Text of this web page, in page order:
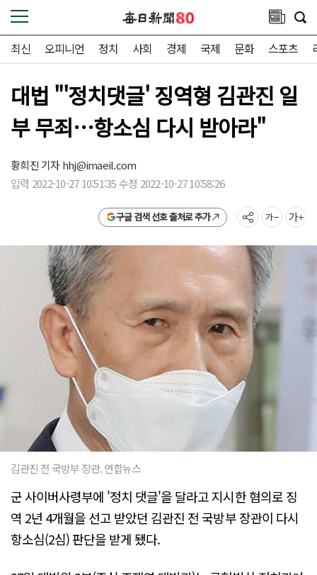
최신 오피니언 정치 사회 경제 국제 문화 스포츠
대법 "'정치댓글' 징역형 김관진 일
부 무죄…항소심 다시 받아라"
황희진 기자hhj@imaeil.com
입력 2022-10-27 10:51:35 수정 2022-10-27 10:58:26
구글 검색 선호 출처로 추가
김관진 전 국방부 장관. 연합뉴스
군 사이버사령부에 '정치 댓글'을 달라고 지시한 혐의로 징
역 2년 4개월을 선고 받았던 김관진 전 국방부 장관이 다시
항소심(2심) 판단을 받게 됐다.